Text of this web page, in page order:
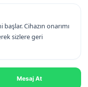
Cihazın onarımı
sizlere geri
Mesaj At